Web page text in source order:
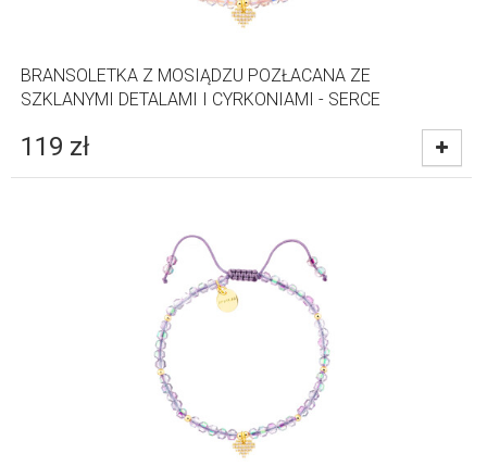
BRANSOLETKA Z MOSIĄDZU POZŁACANA ZE
SZKLANYMI DETALAMI I CYRKONIAMI - SERCE
119 zł